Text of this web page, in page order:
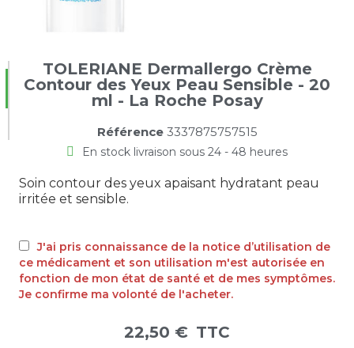
TOLERIANE Dermallergo Crème
Contour des Yeux Peau Sensible - 20
ml - La Roche Posay
Référence 3337875757515
En stock livraison sous 24 - 48 heures
Soin contour des yeux apaisant hydratant peau
irritée et sensible.
J'ai pris connaissance de la notice d’utilisation de
ce médicament et son utilisation m'est autorisée en
fonction de mon état de santé et de mes symptômes.
Je confirme ma volonté de l'acheter.
22,50 € TTC